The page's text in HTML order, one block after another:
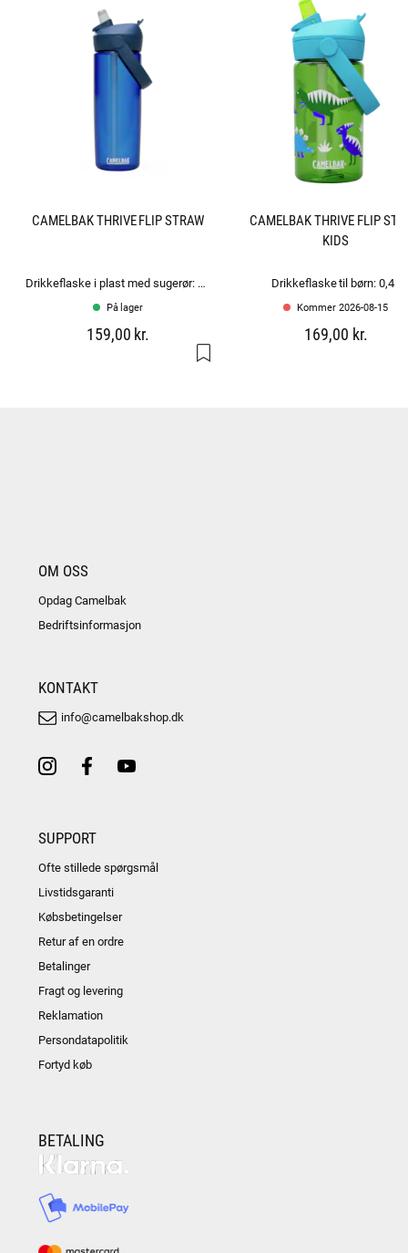
CAMELBAK THRIVE FLIP STRAW
Drikkeflaske i plast med sugerør: 0.6L
På lager
159,00 kr.
CAMELBAK THRIVE FLIP
KIDS
Drikkeflaske til børn: 0,4L
Kommer 2026-08-15
169,00 kr.
OM OSS
Opdag Camelbak
Bedriftsinformasjon
KONTAKT
info@camelbakshop.dk
SUPPORT
Ofte stillede spørgsmål
Livstidsgaranti
Købsbetingelser
Retur af en ordre
Betalinger
Fragt og levering
Reklamation
Persondatapolitik
Fortyd køb
BETALING